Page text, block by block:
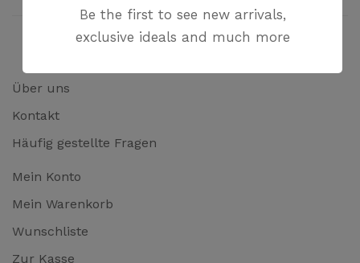
Über uns
Kontakt
Häufig gestellte Fragen
Mein Konto
Mein Warenkorb
Wunschliste
Zur Kasse
Be the first to see new arrivals,
exclusive ideals and much more